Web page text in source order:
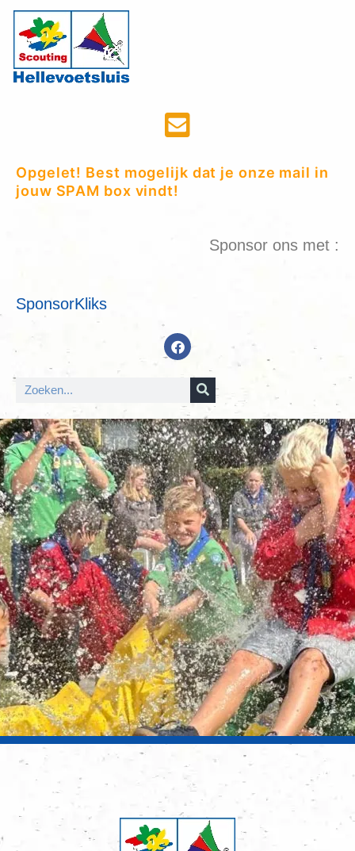
Opgelet! Best mogelijk dat je onze mail in
jouw SPAM box vindt!
Sponsor ons met :
SponsorKliks